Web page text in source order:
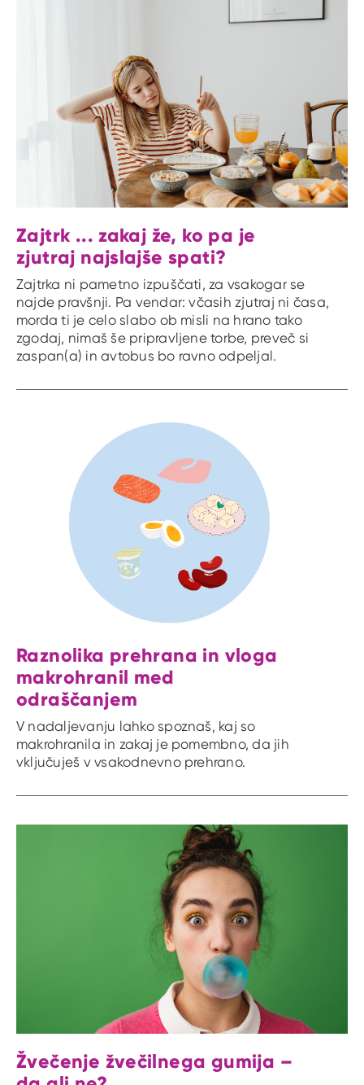
Zajtrk ... zakaj že, ko pa je
zjutraj najslajše spati?
Zajtrka ni pametno izpuščati, za vsakogar se
najde pravšnji. Pa vendar: včasih zjutraj ni časa,
morda ti je celo slabo ob misli na hrano tako
zgodaj, nimaš še pripravljene torbe, preveč si
zaspan(a) in avtobus bo ravno odpeljal.
Raznolika prehrana in vloga
makrohranil med
odraščanjem
V nadaljevanju lahko spoznaš, kaj so
makrohranila in zakaj je pomembno, da jih
vključuješ v vsakodnevno prehrano.
Žvečenje žvečilnega gumija –